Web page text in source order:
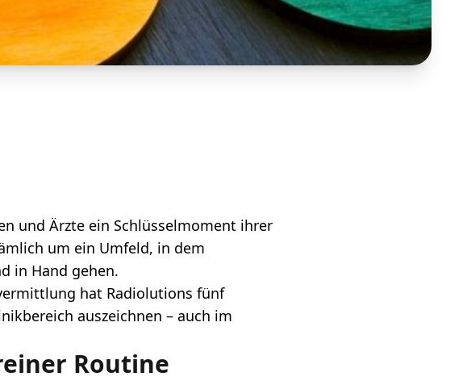
und Ärzte ein Schlüsselmoment ihrer
um ein Umfeld, in dem
in Hand gehen.
hat Radiolutions fünf
auszeichnen – auch im
Routine